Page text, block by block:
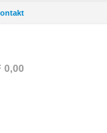
0,00